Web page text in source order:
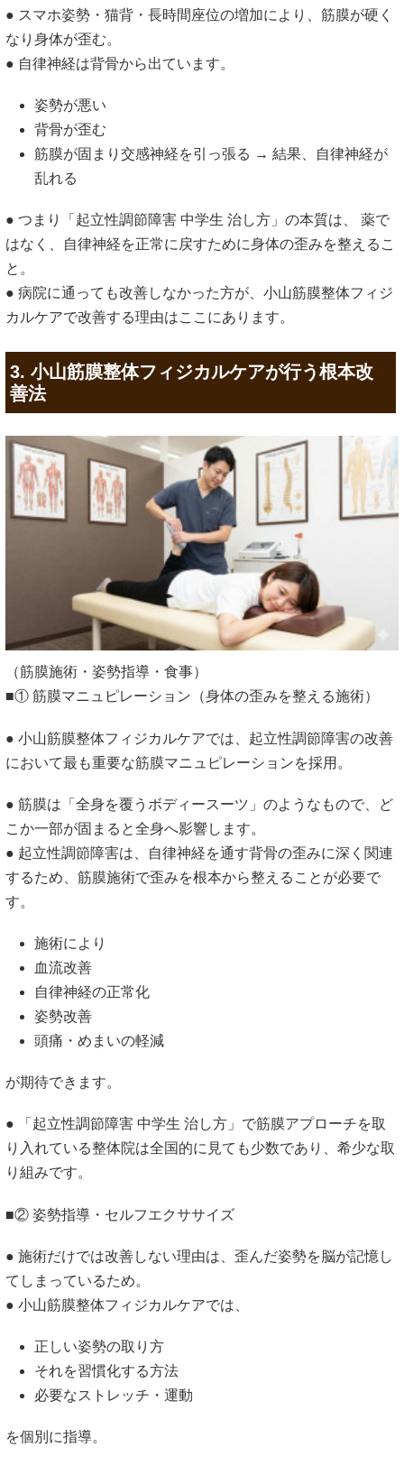
● スマホ姿勢・猫背・長時間座位の増加により、筋膜が硬く
なり身体が歪む。
● 自律神経は背骨から出ています。
姿勢が悪い
背骨が歪む
筋膜が固まり交感神経を引っ張る → 結果、自律神経が
乱れる
● つまり「起立性調節障害 中学生 治し方」の本質は、 薬で
はなく、自律神経を正常に戻すために身体の歪みを整えるこ
と。
● 病院に通っても改善しなかった方が、小山筋膜整体フィジ
カルケアで改善する理由はここにあります。
3. 小山筋膜整体フィジカルケアが行う根本改
善法
（筋膜施術・姿勢指導・食事）
■① 筋膜マニュピレーション（身体の歪みを整える施術）
● 小山筋膜整体フィジカルケアでは、起立性調節障害の改善
において最も重要な筋膜マニュピレーションを採用。
● 筋膜は「全身を覆うボディースーツ」のようなもので、ど
こか一部が固まると全身へ影響します。
● 起立性調節障害は、自律神経を通す背骨の歪みに深く関連
するため、筋膜施術で歪みを根本から整えることが必要で
す。
施術により
血流改善
自律神経の正常化
姿勢改善
頭痛・めまいの軽減
が期待できます。
● 「起立性調節障害 中学生 治し方」で筋膜アプローチを取
り入れている整体院は全国的に見ても少数であり、希少な取
り組みです。
■② 姿勢指導・セルフエクササイズ
● 施術だけでは改善しない理由は、歪んだ姿勢を脳が記憶し
てしまっているため。
● 小山筋膜整体フィジカルケアでは、
正しい姿勢の取り方
それを習慣化する方法
必要なストレッチ・運動
を個別に指導。